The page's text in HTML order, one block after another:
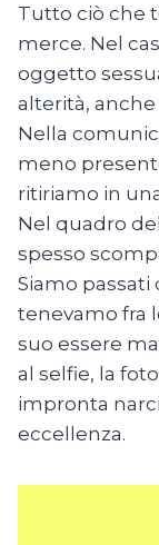
Tutto ciò che
merce. Nel
oggetto
alterità,
Nella
meno
ritiriamo in
Nel quadro
spesso
Siamo passati
tenevamo fra
suo essere
al selfie, la
impronta
eccellenza.